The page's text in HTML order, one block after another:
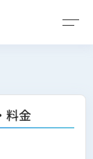
料金